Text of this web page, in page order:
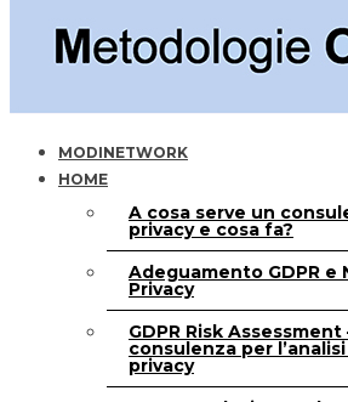
MODINETWORK
HOME
A cosa serve un
privacy e cosa fa?
Adeguamento GDPR e
Privacy
GDPR Risk Assessment
consulenza per
privacy